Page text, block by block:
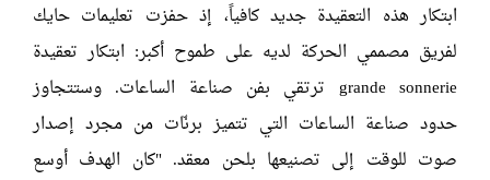
ابتكار هذه التعقيدة جديد كافياً، إذ حفزت تعليمات حايك
لفريق مصممي الحركة لديه على طموح أكبر: ابتكار تعقيدة
grande sonnerie ترتقي بفن صناعة الساعات. وستتجاوز
حدود صناعة الساعات التي تتميز برنّات من مجرد إصدار
صوت للوقت إلى تصنيعها بلحن معقد. "كان الهدف أوسع